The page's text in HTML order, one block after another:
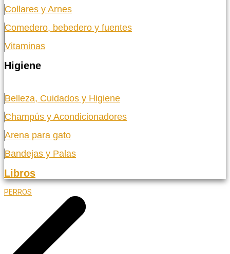
Collares y Arnes
Comedero, bebedero y fuentes
Vitaminas
Higiene
Belleza, Cuidados y Higiene
Champús y Acondicionadores
Arena para gato
Bandejas y Palas
Libros
PERROS